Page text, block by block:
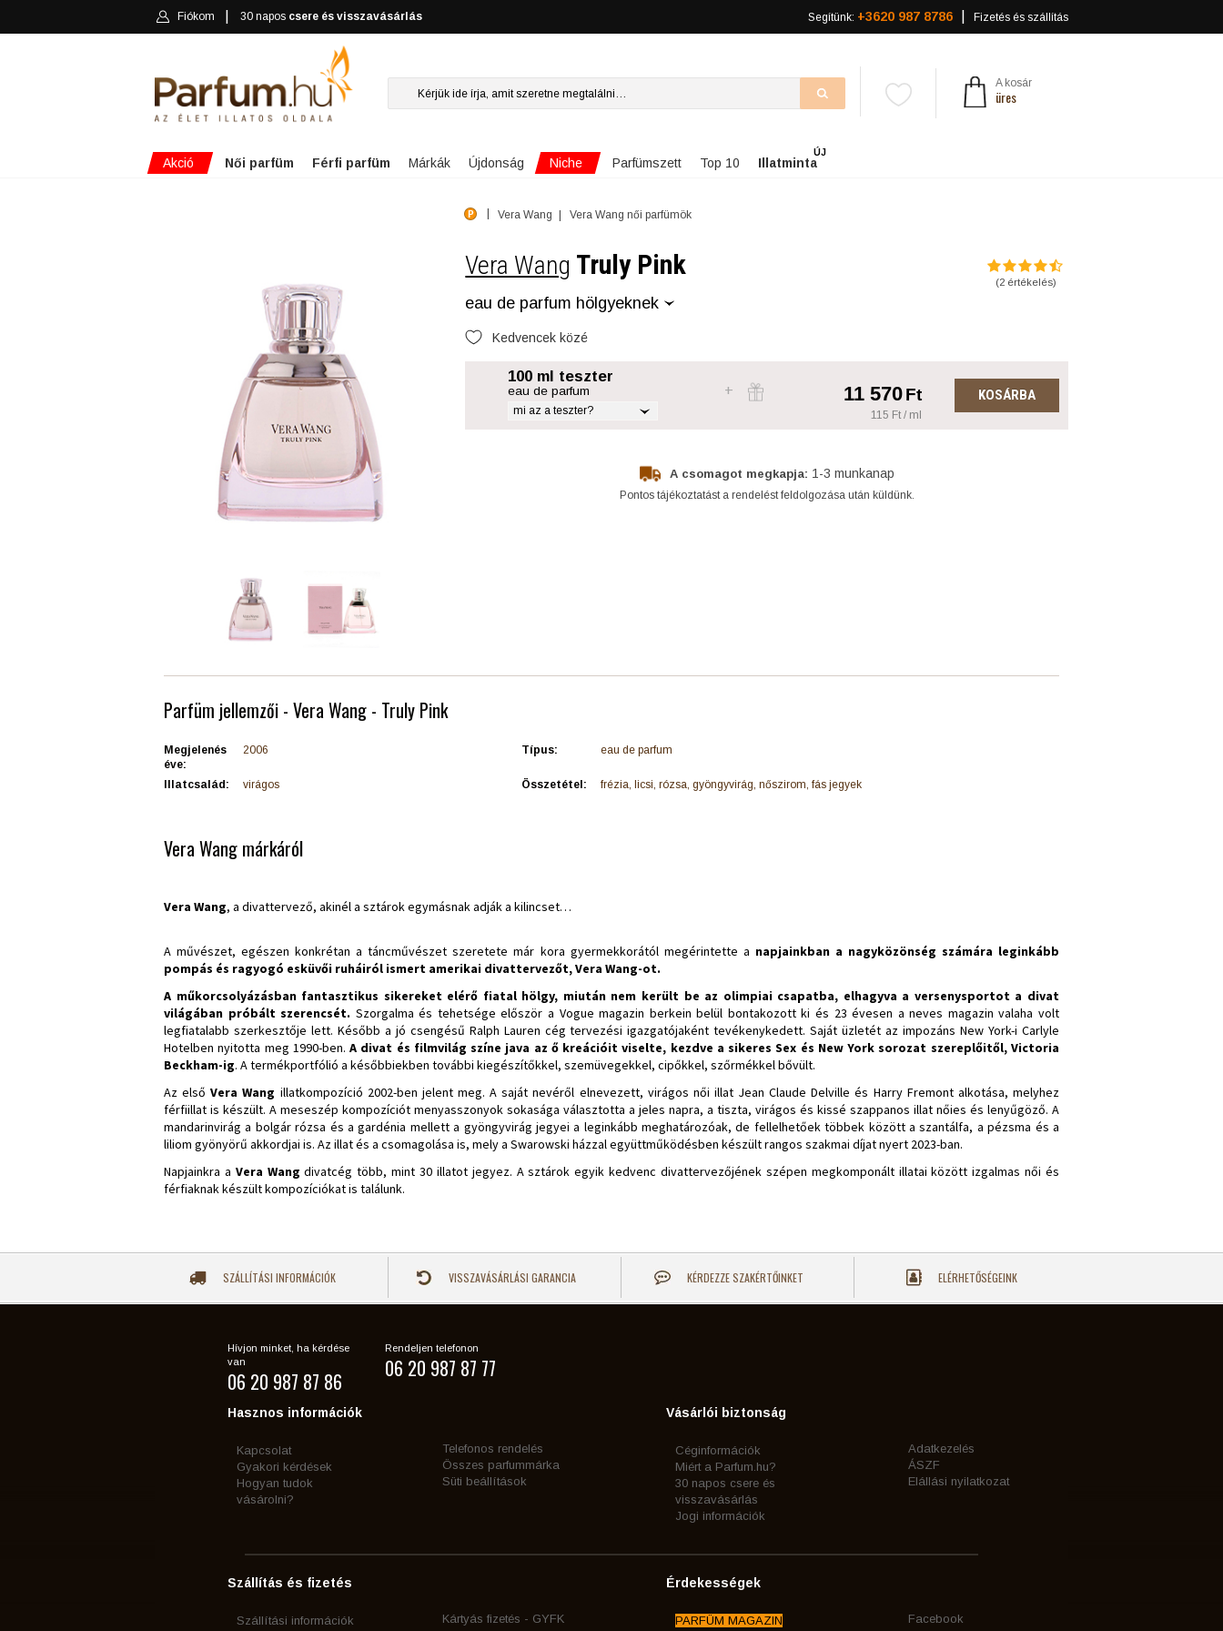
Fiókom 30 napos csere és visszavásárlás Segítünk: +3620 987 8786 Fizetés és szállítás
A kosár
üres
Akció Női parfüm Férfi parfüm Márkák Újdonság Niche Parfümszett Top 10 Illatminta
ÚJ
Vera Wang Vera Wang női parfümök
Vera Wang Truly Pink
eau de parfum hölgyeknek
Kedvencek közé
(2értékelés)
100 ml teszter
eau de parfum
mi az a teszter?
11 570Ft
115 Ft / ml
KOSÁRBA
A csomagot megkapja: 1-3 munkanap
Pontos tájékoztatást a rendelést feldolgozása után küldünk.
Parfüm jellemzői - Vera Wang - Truly Pink
Megjelenés
éve:
2006 Típus: eau de parfum
Illatcsalád: virágos Összetétel: frézia, licsi, rózsa, gyöngyvirág, nőszirom, fás jegyek
Vera Wang márkáról
Vera Wang, a divattervező, akinél a sztárok egymásnak adják a kilincset…
A művészet, egészen konkrétan a táncművészet szeretete már kora gyermekkorától megérintette a napjainkban a nagyközönség számára leginkább
pompás és ragyogó esküvői ruháiról ismert amerikai divattervezőt, Vera Wang-ot.
A műkorcsolyázásban fantasztikus sikereket elérő fiatal hölgy, miután nem került be az olimpiai csapatba, elhagyva a versenysportot a divat
világában próbált szerencsét. Szorgalma és tehetsége először a Vogue magazin berkein belül bontakozott ki és 23 évesen a neves magazin valaha volt
legfiatalabb szerkesztője lett. Később a jó csengésű Ralph Lauren cég tervezési igazgatójaként tevékenykedett. Saját üzletét az impozáns New York-i Carlyle
Hotelben nyitotta meg 1990-ben.A divat és filmvilág színe java az ő kreációit viselte, kezdve a sikeres Sex és New York sorozat szereplőitől, Victoria
Beckham-ig. A termékportfólió a későbbiekben további kiegészítőkkel, szemüvegekkel, cipőkkel, szőrmékkel bővült.
Az első Vera Wang illatkompozíció 2002-ben jelent meg. A saját nevéről elnevezett, virágos női illat Jean Claude Delville és Harry Fremont alkotása, melyhez
férfiillat is készült. A meseszép kompozíciót menyasszonyok sokasága választotta a jeles napra, a tiszta, virágos és kissé szappanos illat nőies és lenyűgöző. A
mandarinvirág a bolgár rózsa és a gardénia mellett a gyöngyvirág jegyei a leginkább meghatározóak, de fellelhetőek többek között a szantálfa, a pézsma és a
liliom gyönyörű akkordjai is. Az illat és a csomagolása is, mely a Swarowski házzal együttműködésben készült rangos szakmai díjat nyert 2023-ban.
Napjainkra a Vera Wang divatcég több, mint 30 illatot jegyez. A sztárok egyik kedvenc divattervezőjének szépen megkomponált illatai között izgalmas női és
férfiaknak készült kompozíciókat is találunk.
SZÁLLÍTÁSI INFORMÁCIÓK VISSZAVÁSÁRLÁSI GARANCIA KÉRDEZZE SZAKÉRTŐINKET ELÉRHETŐSÉGEINK
Hívjon minket, ha kérdése
van
06 20 987 87 86
Rendeljen telefonon
06 20 987 87 77
Hasznos információk
Kapcsolat
Gyakori kérdések
Hogyan tudok
vásárolni?
Telefonos rendelés
Összes parfummárka
Süti beállítások
Vásárlói biztonság
Céginformációk
Miért a Parfum.hu?
30 napos csere és
visszavásárlás
Jogi információk
Adatkezelés
ÁSZF
Elállási nyilatkozat
Szállítás és fizetés
Szállítási információk
Kártyás fizetés - GYFK
Érdekességek
PARFÜM MAGAZIN
Facebook